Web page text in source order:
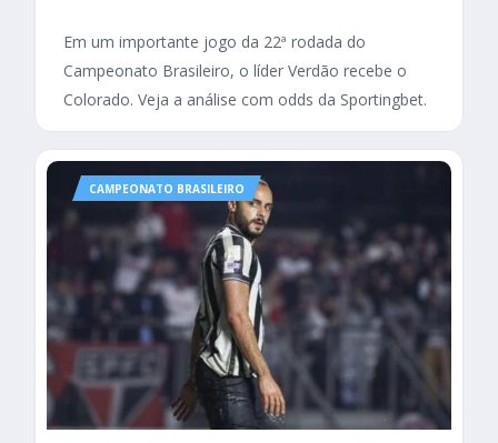
Em um importante jogo da 22ª rodada do
Campeonato Brasileiro, o líder Verdão recebe o
Colorado. Veja a análise com odds da Sportingbet.
CAMPEONATO BRASILEIRO